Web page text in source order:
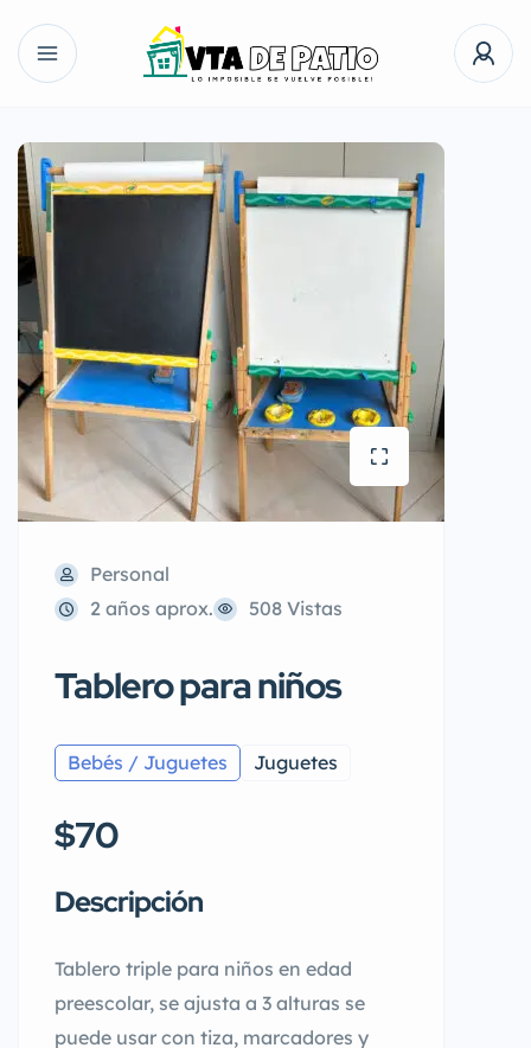
Personal
2 años aprox.
508 Vistas
Tablero para niños
Bebés / Juguetes Juguetes
$70
Descripción
Tablero triple para niños en edad
preescolar, se ajusta a 3 alturas se
puede usar con tiza, marcadores y